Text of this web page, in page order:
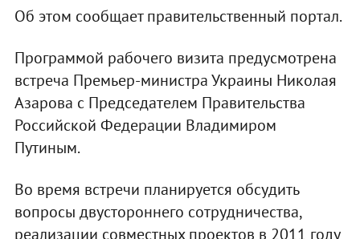
Об этом сообщает правительственный портал.
Программой рабочего визита предусмотрена
встреча Премьер-министра Украины Николая
Азарова с Председателем Правительства
Российской Федерации Владимиром
Путиным.
Во время встречи планируется обсудить
вопросы двустороннего сотрудничества,
реализации совместных проектов в 2011 году